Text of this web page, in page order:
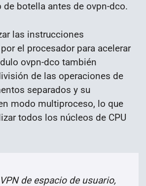
de botella antes de ovpn-dco.
las instrucciones
el procesador para acelerar
ovpn-dco también
de las operaciones de
separados y su
modo multiproceso, lo que
todos los núcleos de CPU
de espacio de usuario,